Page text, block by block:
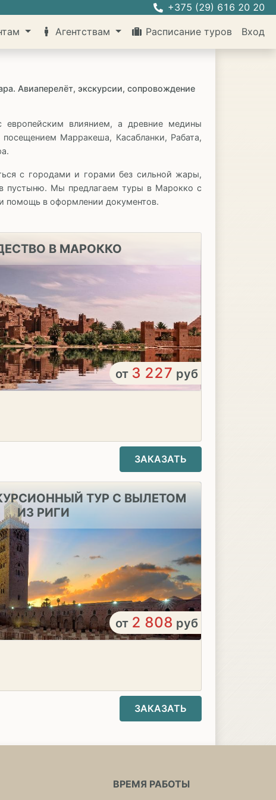
+375 (29) 616 20 20
Агентствам Расписание туров Вход
Авиаперелёт, экскурсии, сопровождение
влиянием, а древние медины
Марракеша, Касабланки, Рабата,
с городами и горами без сильной жары,
в пустыню. Мы предлагаем туры в Марокко с
помощь в оформлении документов.
В МАРОККО
от 3 227 руб
ЗАКАЗАТЬ
ТУР С ВЫЛЕТОМ
ИЗ РИГИ
от 2 808 руб
ЗАКАЗАТЬ
ВРЕМЯ РАБОТЫ